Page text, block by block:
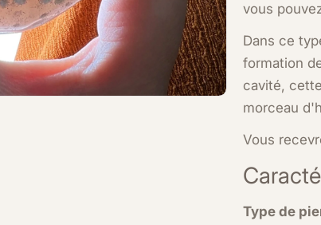
vous
Dans ce
formation
cavité,
morceau
Vous
Type de